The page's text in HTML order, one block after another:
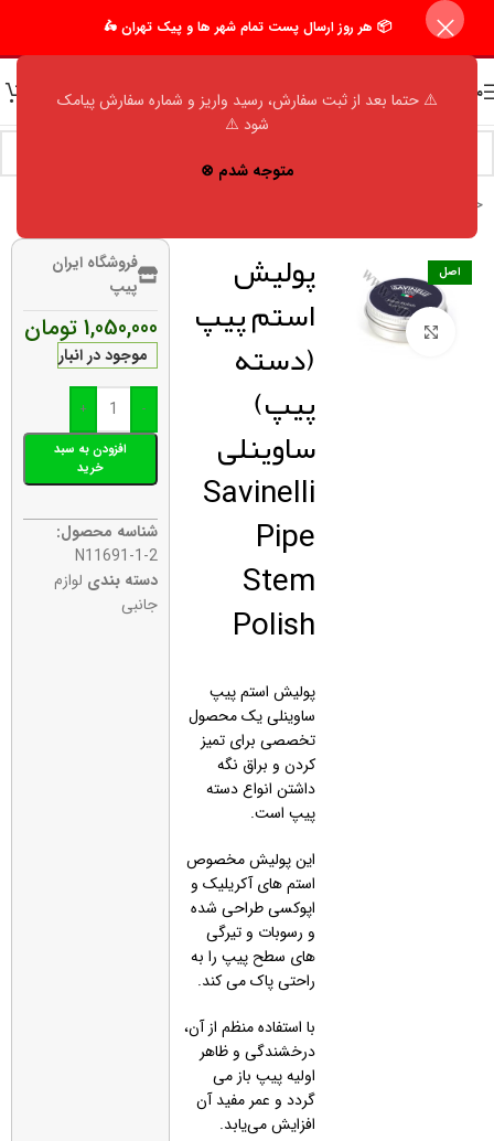
⚠️ حتما بعد از ثبت سفارش، رسید واریز و شماره سفارش پیامک
شود ⚠️
متوجه شدم ⊗
📦 هر روز ارسال پست تمام شهر ها و پیک تهران 🛵
منو
خانه
اصل
برای بزرگنمایی کلیک کنید
پولیش
استم پیپ
(دسته
پیپ)
ساوینلی
Savinelli
Pipe
Stem
Polish
پولیش استم پیپ
ساوینلی یک محصول
تخصصی برای تمیز
کردن و براق نگه
داشتن انواع دسته
پیپ است.
این پولیش مخصوص
استم‌ های آکریلیک و
اپوکسی طراحی شده
و رسوبات و تیرگی‌
های سطح پیپ را به‌
راحتی پاک می‌ کند.
با استفاده منظم از آن،
درخشندگی و ظاهر
اولیه پیپ باز می‌
گردد و عمر مفید آن
افزایش می‌یابد.
فروشگاه ایران
پیپ
1,050,000 تومان
موجود در انبار
-
+
افزودن به سبد
خرید
شناسه محصول:
N11691-1-2
دسته بندی لوازم
جانبی